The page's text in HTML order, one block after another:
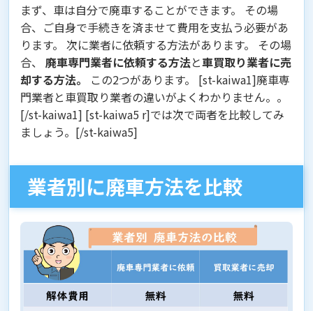
まず、車は自分で廃車する ことができます。 その場
合、ご自身で手続きを済ませて費用を支払う必要があ
ります。 次に業者に依頼する方法があります。 その場
合、 廃車専門業者に依頼する方法と車買取り業者に売
却する方法。
この2つがあります。 [st-kaiwa1]廃車専
門業者と車買取り業者の違いがよくわかりません。。
[/st-kaiwa1] [st-kaiwa5 r]では次で両者を比較してみ
ましょう。[/st-kaiwa5]
業者別に廃車方法を比較